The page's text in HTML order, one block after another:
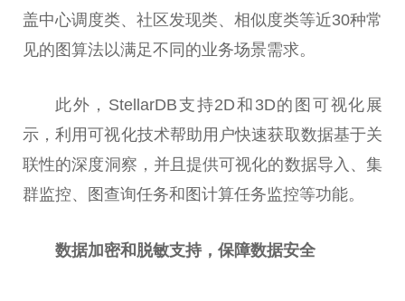
盖中心调度类、社区发现类、相似度类等近30种常
见的图算法以满足不同的业务场景需求。
此外，StellarDB支持2D和3D的图可视化展
示，利用可视化技术帮助用户快速获取数据基于关
联性的深度洞察，并且提供可视化的数据导入、集
群监控、图查询任务和图计算任务监控等功能。
数据加密和脱敏支持，保障数据安全